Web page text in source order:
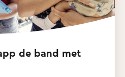
de band met